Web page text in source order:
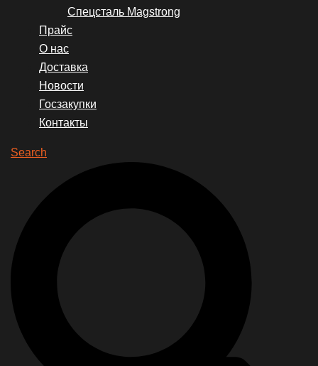
Спецсталь Magstrong
Прайс
О нас
Доставка
Новости
Госзакупки
Контакты
Search